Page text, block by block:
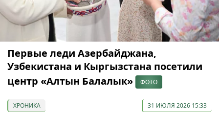
Первые леди Азербайджана,
Узбекистана и Кыргызстана посетили
центр «Алтын Балалык»
ФОТО
ХРОНИКА 31 ИЮЛЯ 2026 15:33